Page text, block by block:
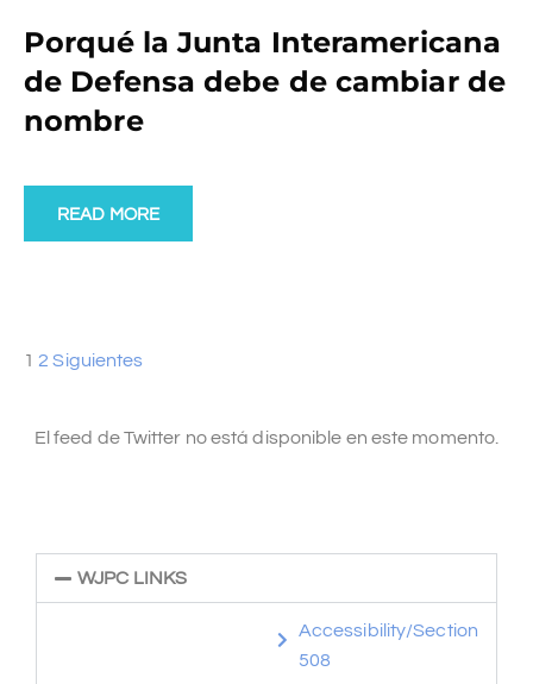
Porqué la Junta Interamericana
de Defensa debe de cambiar de
nombre
READ MORE
1 2 Siguientes
El feed de Twitter no está disponible en este momento.
WJPC LINKS
Accessibility/Section
508